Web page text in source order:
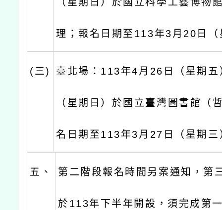
理；報名日期至113年3月20日（
(三) 臺北場：113年4月26日（星期
（星期日）於國立臺灣圖書館（
名日期至113年3月27日（星期三
五、 第二階段報名時間另案通知，第
於113年下半年開設，須完成第